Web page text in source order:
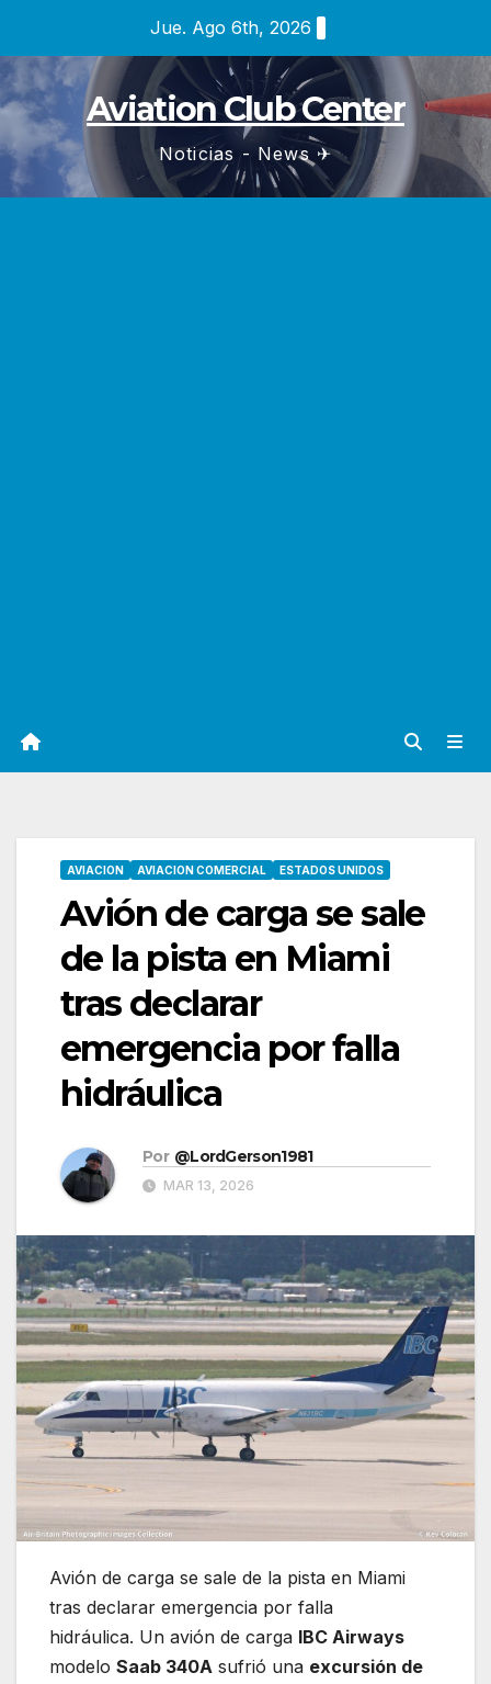
contenido
Jue. Ago 6th, 2026
Aviation Club Center
Noticias - News ✈
AVIACION AVIACION COMERCIAL ESTADOS UNIDOS
Avión de carga se sale
de la pista en Miami
tras declarar
emergencia por falla
hidráulica
Por @LordGerson1981
MAR 13, 2026
Avión de carga se sale de la pista en Miami
tras declarar emergencia por falla
hidráulica. Un avión de carga IBC Airways
modelo Saab 340A sufrió una excursión de